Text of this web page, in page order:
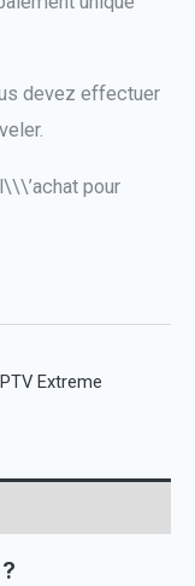
devez effectuer
pour
Extreme